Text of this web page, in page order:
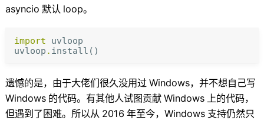
asyncio 默认 loop。
import
uvloop
uvloop . install ()
遗憾的是， 由于大佬们很久没用过 Windows，并不想自己写
Windows 的代码。有其他人试图贡献 Windows 上的代码，
但遇到了困难。 所以从 2016 年至今，Windows 支持仍然只